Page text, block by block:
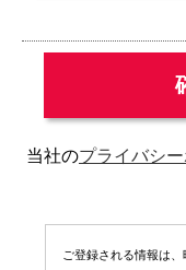
当社のプライバシ
ご登録される情報は